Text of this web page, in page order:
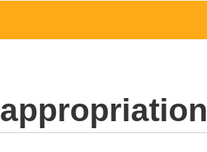
appropriation